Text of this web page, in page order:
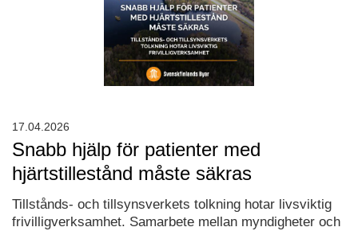
Snabb hjälp för patienter med
hjärtstillestånd måste säkras
Tillstånds- och tillsynsverkets tolkning hotar livsviktig
frivilligverksamhet. Samarbete mellan myndigheter och
17.04.2026